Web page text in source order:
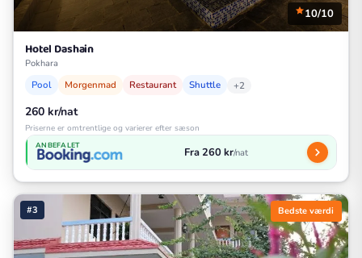
10/10
Hotel Dashain
Pokhara
Pool Morgenmad Restaurant Shuttle +2
260 kr/nat
Priserne er omtrentlige og varierer efter sæson
ANBEFALET Fra 260 kr/nat
#3 Bedste værdi